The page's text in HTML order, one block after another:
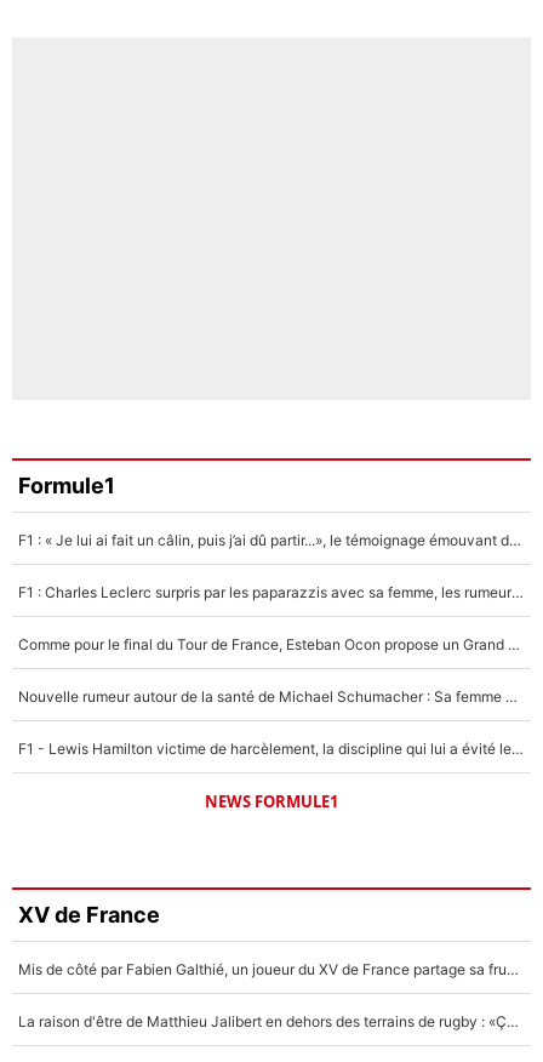
Formule1
F1 : « Je lui ai fait un câlin, puis j’ai dû partir...», le témoignage émouvant de Max Verstappen sur sa fille
F1 : Charles Leclerc surpris par les paparazzis avec sa femme, les rumeurs étaient vraies !
Comme pour le final du Tour de France, Esteban Ocon propose un Grand Prix de Formule 1 à Paris : «Autour de l’Arc de Triomphe, ce serait génial» !
Nouvelle rumeur autour de la santé de Michael Schumacher : Sa femme Corinna sort du silence
F1 - Lewis Hamilton victime de harcèlement, la discipline qui lui a évité le pire : «J'aurais probablement mal tourné»
NEWS FORMULE1
XV de France
Mis de côté par Fabien Galthié, un joueur du XV de France partage sa frustration : «ils ne me l’ont pas dit tout de suite»
La raison d'être de Matthieu Jalibert en dehors des terrains de rugby : «Ça m'atteint autant que si tu touches à un membre de ma famille»